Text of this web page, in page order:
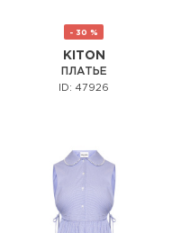
- 30 %
KITON
ПЛАТЬЕ
ID: 47926